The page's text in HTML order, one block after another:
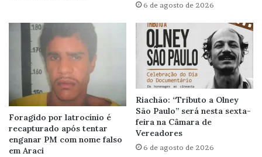
6 de agosto de 2026
Foragido por latrocínio é
recapturado após tentar
enganar PM com nome falso
em Araci
Riachão: “Tributo a Olney
São Paulo” será nesta sexta-
feira na Câmara de
Vereadores
6 de agosto de 2026